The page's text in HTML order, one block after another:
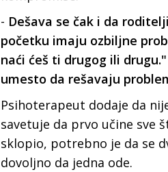
- Dešava se čak i da
početku imaju ozbiljne
naći ćeš ti drugog ili
umesto da rešavaju
Psihoterapeut dodaje da
savetuje da prvo učine sve
sklopio, potrebno je da se
dovoljno da jedna ode.